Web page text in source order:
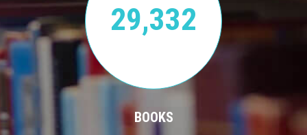
29,332
BOOKS